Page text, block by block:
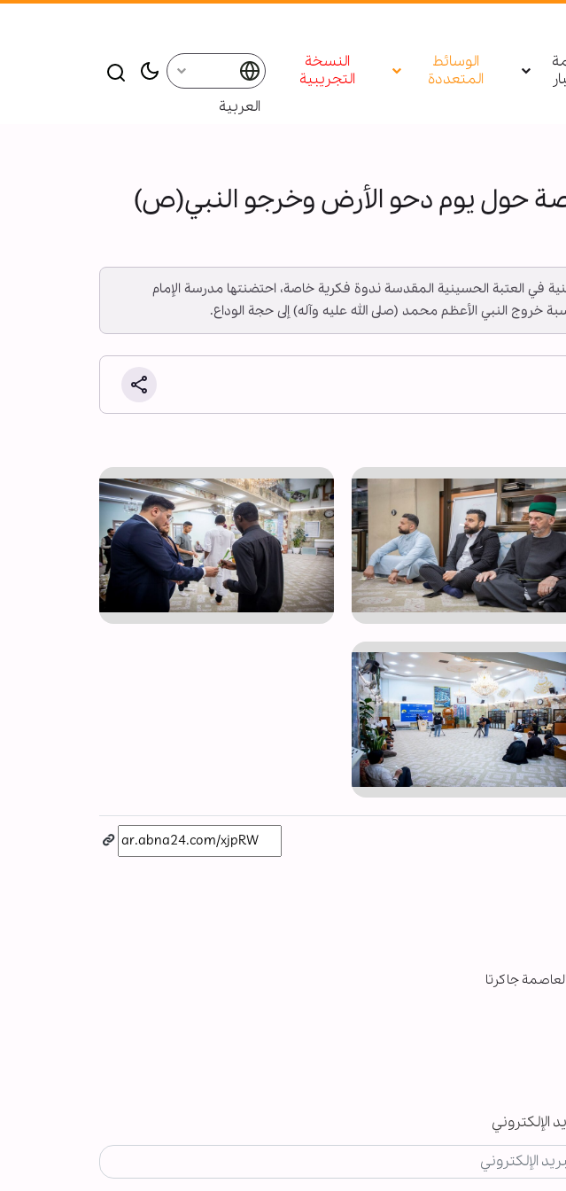
الوسائط
المتعددة
النسخة
التجريبية
العربية
حول يوم دحو الأرض وخرجو النبي(ص)
في العتبة الحسينية المقدسة ندوة فكرية خاصة، احتضنتها مدرسة الإمام
النبي الأعظم محمد (صلى الله عليه وآله) إلى حجة الوداع.
جاكرتا
الإلكتروني